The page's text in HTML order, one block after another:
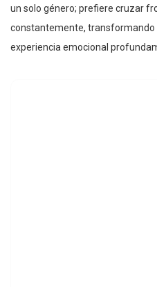
un solo género; prefiere cruzar
constantemente, transformando
experiencia emocional